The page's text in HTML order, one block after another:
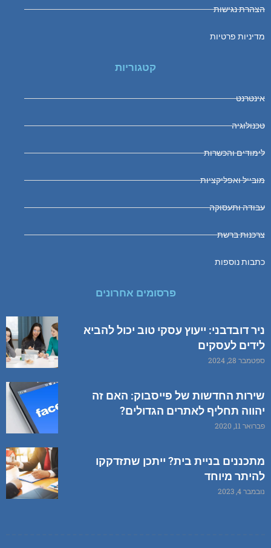
הצהרת נגישות
מדיניות פרטיות
קטגוריות
אינטרנט
טכנולוגיה
לימודים והכשרות
מובייל ואפליקציות
עבודה ותעסוקה
צרכנות ברשת
כתבות נוספות
פרסומים אחרונים
ניר דובדבני: ייעוץ עסקי טוב יכול להביא
לידים לעסקים
ספטמבר 28, 2024
שירות החדשות של פייסבוק: האם זה
יהווה תחליף לאתרים הגדולים?
פברואר 11, 2020
מתכננים בניית בית? ייתכן שתזדקקו
להיתר מיוחד
נובמבר 4, 2023